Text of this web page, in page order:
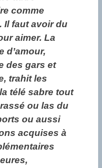
comme
Il faut avoir du
aimer. La
d’amour,
des gars et
trahit les
télé sabre tout
ou las du
ou aussi
acquises à